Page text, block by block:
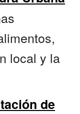
local y la
de